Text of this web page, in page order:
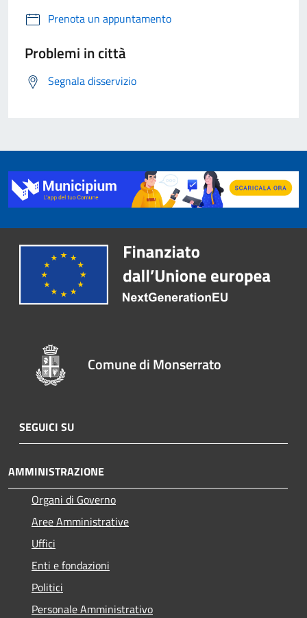
Prenota un appuntamento
Problemi in città
Segnala disservizio
Comune di Monserrato
SEGUICI SU
AMMINISTRAZIONE
Organi di Governo
Aree Amministrative
Uffici
Enti e fondazioni
Politici
Personale Amministrativo